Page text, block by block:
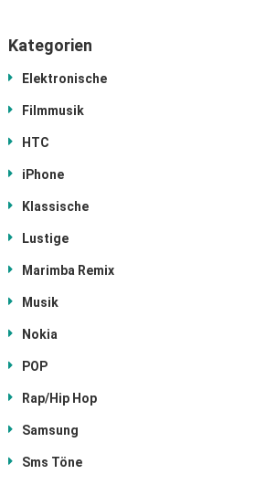
Kategorien
Elektronische
Filmmusik
HTC
iPhone
Klassische
Lustige
Marimba Remix
Musik
Nokia
POP
Rap/Hip Hop
Samsung
Sms Töne